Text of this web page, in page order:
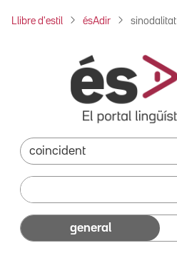
Llibre d'estil ésAdir sinodalitat
general